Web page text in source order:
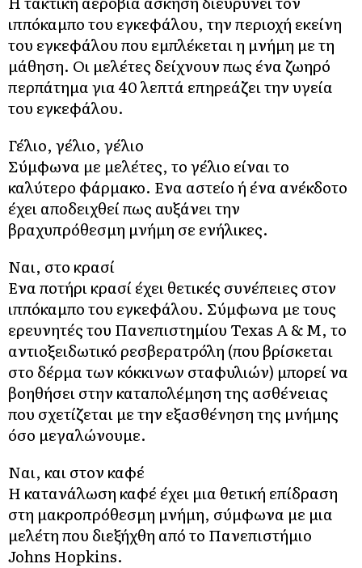
ιππόκαμπο του εγκεφάλου, την περιοχή εκείνη
του εγκεφάλου που εμπλέκεται η μνήμη με τη
μάθηση. Οι μελέτες δείχνουν πως ένα ζωηρό
περπάτημα για 40 λεπτά επηρεάζει την υγεία
του εγκεφάλου.
Γέλιο, γέλιο, γέλιο
Σύμφωνα με μελέτες, το γέλιο είναι το
καλύτερο φάρμακο. Ενα αστείο ή ένα ανέκδοτο
έχει αποδειχθεί πως αυξάνει την
βραχυπρόθεσμη μνήμη σε ενήλικες.
Ναι, στο κρασί
Ενα ποτήρι κρασί έχει θετικές συνέπειες στον
ιππόκαμπο του εγκεφάλου. Σύμφωνα με τους
ερευνητές του Πανεπιστημίου Texas A & M, το
αντιοξειδωτικό ρεσβερατρόλη (που βρίσκεται
στο δέρμα των κόκκινων σταφυλιών) μπορεί να
βοηθήσει στην καταπολέμηση της ασθένειας
που σχετίζεται με την εξασθένηση της μνήμης
όσο μεγαλώνουμε.
Ναι, και στον καφέ
Η κατανάλωση καφέ έχει μια θετική επίδραση
στη μακροπρόθεσμη μνήμη, σύμφωνα με μια
μελέτη που διεξήχθη από το Πανεπιστήμιο
Johns Hopkins.